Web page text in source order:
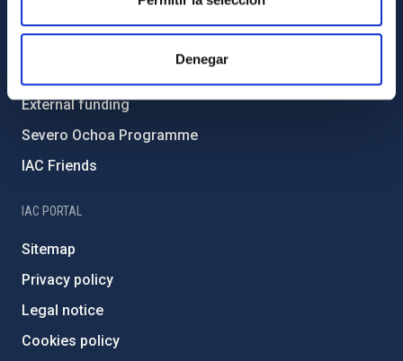
Denegar
External funding
Severo Ochoa Programme
IAC Friends
IAC PORTAL
Sitemap
Privacy policy
Legal notice
Cookies policy